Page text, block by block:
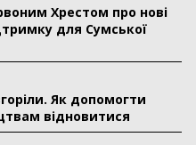
Хрестом про нові
для Сумської
Як допомогти
відновитися